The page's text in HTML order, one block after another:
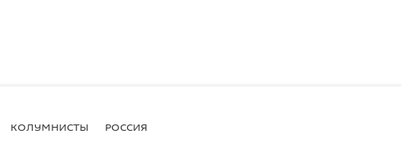
КОЛУМНИСТЫ РОССИЯ